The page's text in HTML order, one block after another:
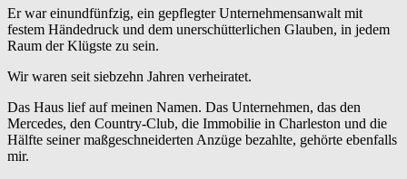
Er war einundfünfzig, ein gepflegter Unternehmensanwalt mit
festem Händedruck und dem unerschütterlichen Glauben, in jedem
Raum der Klügste zu sein.
Wir waren seit siebzehn Jahren verheiratet.
Das Haus lief auf meinen Namen. Das Unternehmen, das den
Mercedes, den Country-Club, die Immobilie in Charleston und die
Hälfte seiner maßgeschneiderten Anzüge bezahlte, gehörte ebenfalls
mir.